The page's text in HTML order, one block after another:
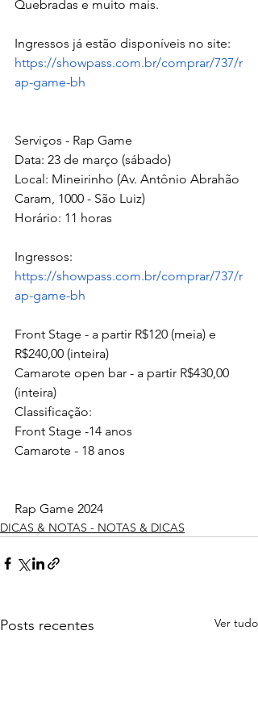
Quebradas e muito mais.
Ingressos já estão disponíveis no site:
https://showpass.com.br/comprar/737/r
ap-game-bh
Serviços - Rap Game
Data: 23 de março (sábado)
Local: Mineirinho (Av. Antônio Abrahão
Caram, 1000 - São Luiz)
Horário: 11 horas
Ingressos:
https://showpass.com.br/comprar/737/r
ap-game-bh
Front Stage - a partir R$120 (meia) e
R$240,00 (inteira)
Camarote open bar - a partir R$430,00
(inteira)
Classificação:
Front Stage -14 anos
Camarote - 18 anos
Rap Game 2024
DICAS & NOTAS - NOTAS & DICAS
Posts recentes Ver tudo